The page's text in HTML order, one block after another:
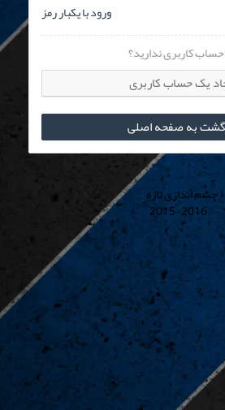
ورود با یکبار رمز
حساب کاربری ندارید؟
یک حساب کاربری
به صفحه اصلی
چشم اندازی تازه
© 2015-2016